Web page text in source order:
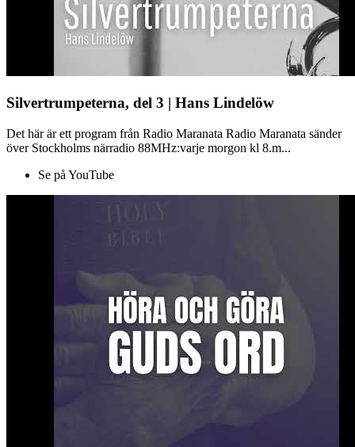
Silvertrumpeterna, del 3 | Hans Lindelöw
Det här är ett program från Radio Maranata Radio Maranata sänder
över Stockholms närradio 88MHz:varje morgon kl 8.m...
Se på YouTube